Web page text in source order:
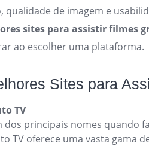
qualidade de imagem e
sites para assistir filmes
ao escolher uma plataforma.
Sites para
TV
dos principais nomes quando
TV oferece uma vasta gama